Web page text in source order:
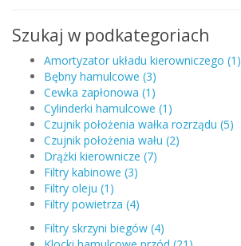
Szukaj w podkategoriach
Amortyzator układu kierowniczego (1)
Bębny hamulcowe (3)
Cewka zapłonowa (1)
Cylinderki hamulcowe (1)
Czujnik położenia wałka rozrządu (5)
Czujnik położenia wału (2)
Drążki kierownicze (7)
Filtry kabinowe (3)
Filtry oleju (1)
Filtry powietrza (4)
Filtry skrzyni biegów (4)